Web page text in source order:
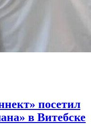
посетил
в Витебске